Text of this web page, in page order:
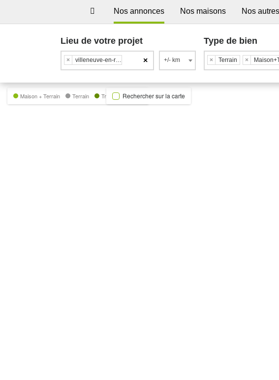
Nos annonces Nos maisons Nos
Lieu de votre projet
×
× villeneuve-en-retz +/- km
Type de bien
× Terrain ×
Maison + Terrain Terrain Trecobat GreenRechercher sur la carte